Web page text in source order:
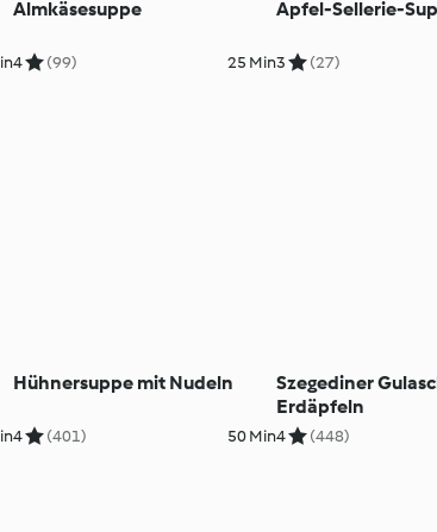
Almkäsesuppe
4 (99) 25 Min
Apfel-Sellerie-
3 (27)
Hühnersuppe mit Nudeln
4 (401) 50 Min
Szegediner
Erdäpfeln
4 (448)